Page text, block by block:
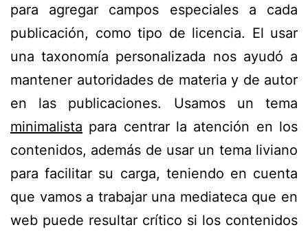
para agregar campos especiales a cada
publicación, como tipo de licencia. El usar
una taxonomía personalizada nos ayudó a
mantener autoridades de materia y de autor
en las publicaciones. Usamos un tema
minimalista para centrar la atención en los
contenidos, además de usar un tema liviano
para facilitar su carga, teniendo en cuenta
que vamos a trabajar una mediateca que en
web puede resultar crítico si los contenidos